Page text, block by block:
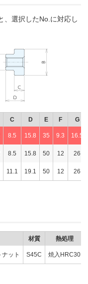
、選択したNo.に対応し
C D E F G
8.5 15.8 35 9.3 16.5
8.5 15.8 50 12 26
11.1 19.1 50 12 26
材質 熱処理
ット S45C 焼入HRC30